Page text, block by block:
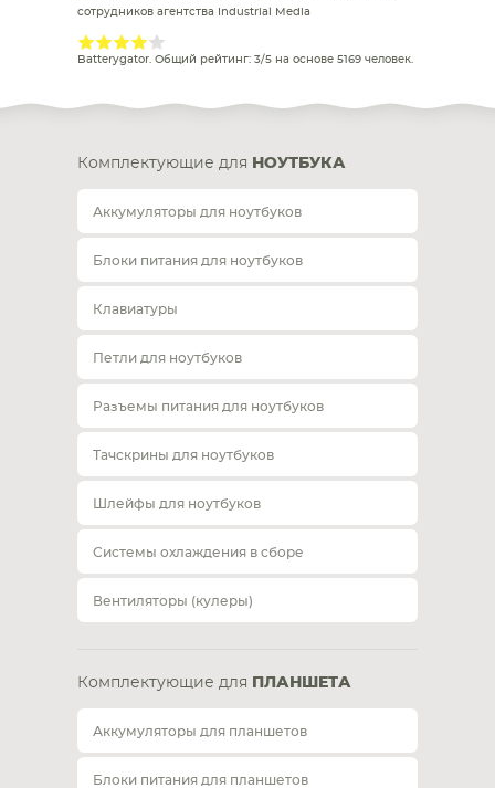
сотрудников агентства Industrial Media
Batterygator. Общий рейтинг: 3/5 на основе 5169 человек.
Комплектующие для НОУТБУКА
Аккумуляторы для ноутбуков
Блоки питания для ноутбуков
Клавиатуры
Петли для ноутбуков
Разъемы питания для ноутбуков
Тачскрины для ноутбуков
Шлейфы для ноутбуков
Системы охлаждения в сборе
Вентиляторы (кулеры)
Комплектующие для ПЛАНШЕТА
Аккумуляторы для планшетов
Блоки питания для планшетов